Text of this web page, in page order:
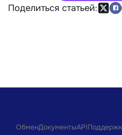
Поделиться статьей:
ОбменДокументыAPI